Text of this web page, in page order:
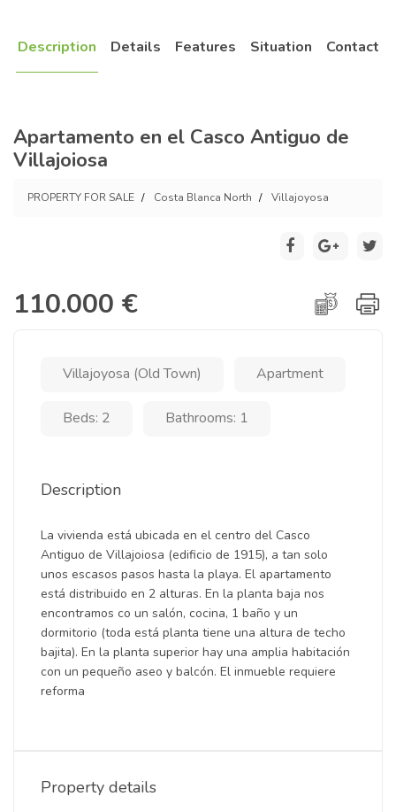
Description Details Features Situation Contact
Apartamento en el Casco Antiguo de
Villajoiosa
PROPERTY FOR SALE Costa Blanca North Villajoyosa
110.000 €
Villajoyosa (Old Town) Apartment
Beds: 2 Bathrooms: 1
Description
La vivienda está ubicada en el centro del Casco
Antiguo de Villajoiosa (edificio de 1915), a tan solo
unos escasos pasos hasta la playa. El apartamento
está distribuido en 2 alturas. En la planta baja nos
encontramos co un salón, cocina, 1 baño y un
dormitorio (toda está planta tiene una altura de techo
bajita). En la planta superior hay una amplia habitación
con un pequeño aseo y balcón. El inmueble requiere
reforma
Property details